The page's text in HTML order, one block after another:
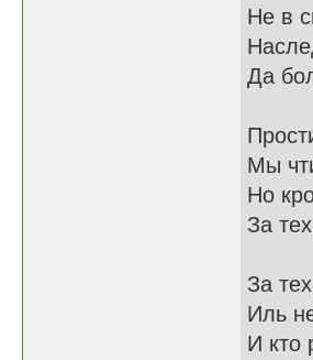
Не в
Да
Мы
Но
За
За
Иль
И кто